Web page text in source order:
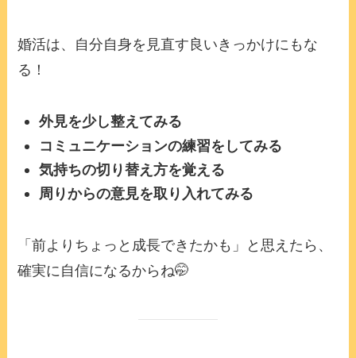
婚活は、自分自身を見直す良いきっかけにもな
る！
外見を少し整えてみる
コミュニケーションの練習をしてみる
気持ちの切り替え方を覚える
周りからの意見を取り入れてみる
「前よりちょっと成長できたかも」と思えたら、
確実に自信になるからね🤭